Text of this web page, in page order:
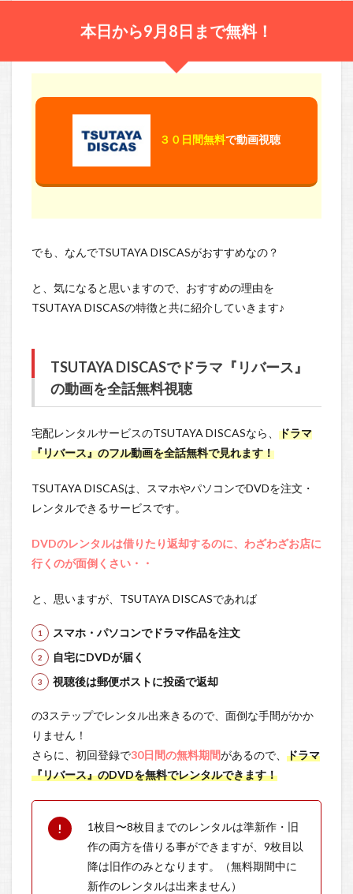
本日から9月8日まで無料！
３０日間無料で動画視聴
でも、なんでTSUTAYA DISCASがおすすめなの？
と、気になると思いますので、おすすめの理由を
TSUTAYA DISCASの特徴と共に紹介していきます♪
TSUTAYA DISCASでドラマ『リバース』
の動画を全話無料視聴
宅配レンタルサービスのTSUTAYA DISCASなら、 ドラマ
『リバース』のフル動画を全話無料で見れます！
TSUTAYA DISCASは、スマホやパソコンでDVDを注文・
レンタルできるサービスです。
DVDのレンタルは借りたり返却するのに、わざわざお店に
行くのが面倒くさい・・
と、思いますが、TSUTAYA DISCASであれば
スマホ・パソコンでドラマ作品を注文
自宅にDVDが届く
視聴後は郵便ポストに投函で返却
の3ステップでレンタル出来きるので、面倒な手間がかか
りません！
さらに、初回登録で30日間の無料期間があるので、 ドラマ
『リバース』のDVDを無料でレンタルできます！
1枚目〜8枚目までのレンタルは準新作・旧
作の両方を借りる事ができますが、9枚目以
降は旧作のみとなります。（無料期間中に
新作のレンタルは出来ません）